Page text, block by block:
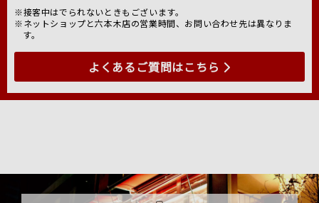
※接客中はでられないときもございます。
※ネットショップと六本木店の営業時間、お問い合わせ先は異なりま
す。
よくあるご質問はこちら